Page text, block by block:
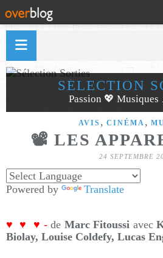
SÉLECTION
Passion 💖 Musiques
AVIS , CINÉMA ,
📽️ LES
24 SEPTEMBRE
Powered by Translate
♥ ♥ ♥ -de Marc Fitoussi avec
Biolay, Louise Coldefy, Lucas